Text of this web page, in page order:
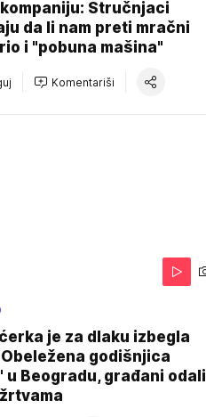
Stručnjaci
da li nam preti mračni
i "pobuna mašina"
Komentariši
je za dlaku izbegla
godišnjica
u Beogradu, građani odali